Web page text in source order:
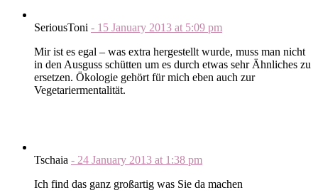
SeriousToni - 15 January 2013 at 5:09 pm
Mir ist es egal – was extra hergestellt wurde, muss man nicht
in den Ausguss schütten um es durch etwas sehr Ähnliches zu
ersetzen. Ökologie gehört für mich eben auch zur
Vegetariermentalität.
Tschaia - 24 January 2013 at 1:38 pm
Ich find das ganz großartig was Sie da machen